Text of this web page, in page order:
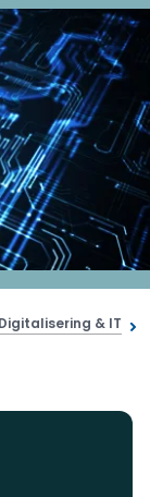
Digitalisering & IT